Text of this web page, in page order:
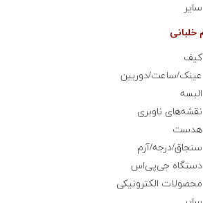
سایر
کیف
عینک/ساعت/دوربین
البسه
نقشه‌های ناوبری
هدست
سنجاق/درجه/آرم
دستگاه جی‌پی‌اس
محصولات الکترونیکی